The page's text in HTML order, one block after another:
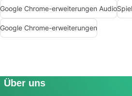
Google Chrome-erweiterungen Audio
Google Chrome-erweiterungen
Über uns